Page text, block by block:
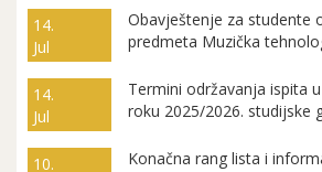
14.
Jul
Obavještenje za studente
predmeta Muzička
14.
Jul
Termini održavanja ispita
roku 2025/2026. studijske
10.
Konačna rang lista i